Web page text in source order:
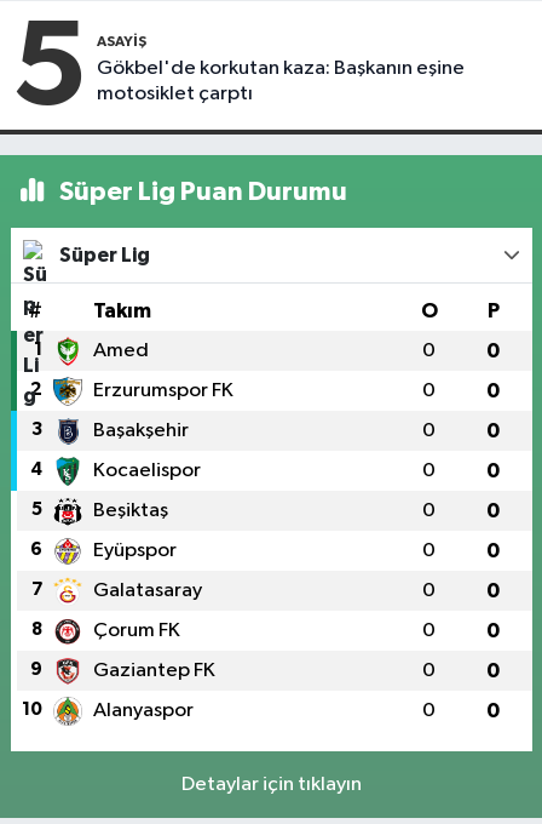
5 ASAYIŞ
Gökbel'de korkutan kaza: Başkanın eşine
motosiklet çarptı
Süper Lig Puan Durumu
Süper Lig
# Takım O P
1 Amed 0 0
2 Erzurumspor FK 0 0
3 Başakşehir 0 0
4 Kocaelispor 0 0
5 Beşiktaş 0 0
6 Eyüpspor 0 0
7 Galatasaray 0 0
8 Çorum FK 0 0
9 Gaziantep FK 0 0
10 Alanyaspor 0 0
Detaylar için tıklayın